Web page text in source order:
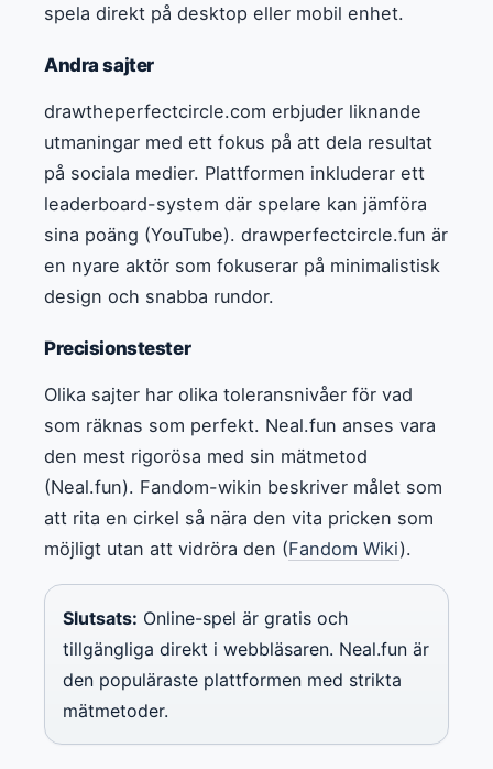
spela direkt på desktop eller mobil enhet.
Andra sajter
drawtheperfectcircle.com erbjuder liknande
utmaningar med ett fokus på att dela resultat
på sociala medier. Plattformen inkluderar ett
leaderboard-system där spelare kan jämföra
sina poäng (YouTube). drawperfectcircle.fun är
en nyare aktör som fokuserar på minimalistisk
design och snabba rundor.
Precisionstester
Olika sajter har olika toleransnivåer för vad
som räknas som perfekt. Neal.fun anses vara
den mest rigorösa med sin mätmetod
(Neal.fun). Fandom-wikin beskriver målet som
att rita en cirkel så nära den vita pricken som
möjligt utan att vidröra den (Fandom Wiki).
Slutsats: Online-spel är gratis och
tillgängliga direkt i webbläsaren. Neal.fun är
den populäraste plattformen med strikta
mätmetoder.